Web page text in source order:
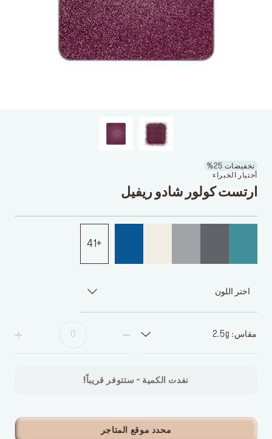
تخفيضات 25%
أختيار الخبراء
ارتست كولور شادو ريفيل
41
اختر اللون
مقاس: 2.5g
نفدت الكمية - ستتوفر قريباً!
محدد موقع المتاجر